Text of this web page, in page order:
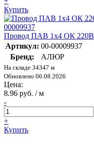
Купить
Провод ПАВ 1х4 ОК
Артикул: 00-00009937
Бренд:
АЛЮР
На складе 34347 м
Обновлено 06.08.2026
Цена:
8.96 руб. / м
-
+
Купить